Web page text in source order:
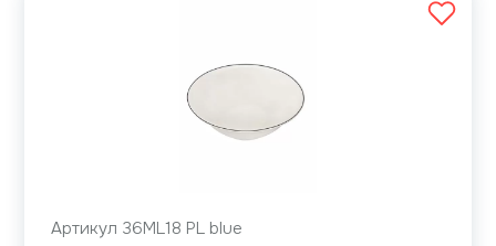
Артикул 36ML18 PL blue